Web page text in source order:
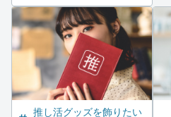
推し活グッズを飾りたい